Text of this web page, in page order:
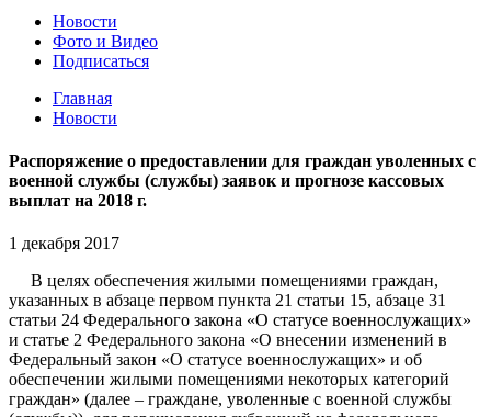
Новости
Фото и Видео
Подписаться
Главная
Новости
Распоряжение о предоставлении для граждан уволенных с
военной службы (службы) заявок и прогнозе кассовых
выплат на 2018 г.
1 декабря 2017
В целях обеспечения жилыми помещениями граждан,
указанных в абзаце первом пункта 21 статьи 15, абзаце 31
статьи 24 Федерального закона «О статусе военнослужащих»
и статье 2 Федерального закона «О внесении изменений в
Федеральный закон «О статусе военнослужащих» и об
обеспечении жилыми помещениями некоторых категорий
граждан» (далее – граждане, уволенные с военной службы